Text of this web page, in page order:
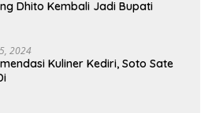
Dhito Kembali Jadi Bupati
2024
Kuliner Kediri, Soto Sate